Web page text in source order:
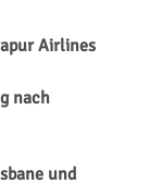
Airlines
nach
und